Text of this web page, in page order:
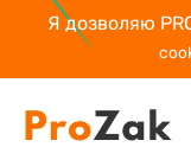
Я дозволяю